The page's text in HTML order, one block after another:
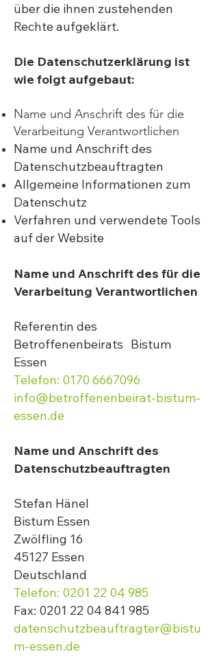
über die ihnen zustehenden
Rechte aufgeklärt.
Die Datenschutzerklärung ist
wie folgt aufgebaut:
Name und Anschrift des für die
Verarbeitung Verantwortlichen
Name und Anschrift des
Datenschutzbeauftragten
Allgemeine Informationen zum
Datenschutz
Verfahren und verwendete Tools
auf der Website
Name und Anschrift des für die
Verarbeitung Verantwortlichen
Referentin des
Betroffenenbeirats Bistum
Essen
Telefon: 0170 6667096
info@betroffenenbeirat-bistum-
essen.de
Name und Anschrift des
Datenschutzbeauftragten
Stefan Hänel
Bistum Essen
Zwölfling 16
45127 Essen
Deutschland
Telefon: 0201 22 04 985
Fax: 0201 22 04 841 985
datenschutzbeauftragter@bistu
m-essen.de